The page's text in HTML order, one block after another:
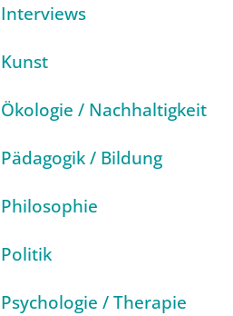
Interviews
Kunst
Ökologie / Nachhaltigkeit
Pädagogik / Bildung
Philosophie
Politik
Psychologie / Therapie